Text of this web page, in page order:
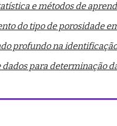
e métodos de
do tipo de porosidade
profundo na
dados para determinação